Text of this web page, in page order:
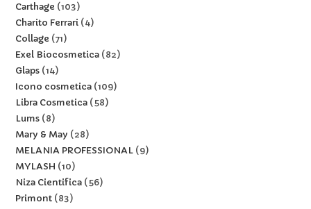
Carthage
103
Charito Ferrari 4
Collage
71
Exel Biocosmetica 82
Glaps 14
Icono cosmetica 109
Libra Cosmetica 58
Lums 8
Mary & May
28
MELANIA PROFESSIONAL 9
MYLASH
10
Niza Cientifica 56
Primont 83